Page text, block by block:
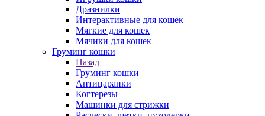
Дразнилки
Интерактивные для кошек
Мягкие для кошек
Мячики для кошек
Груминг кошки
Назад
Груминг кошки
Антицарапки
Когтерезы
Машинки для стрижки